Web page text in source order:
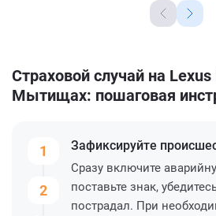
Страховой случай на
Мытищах: пошаговая
1
2
Зафиксируйте
Сразу включите
поставьте знак,
пострадал. При